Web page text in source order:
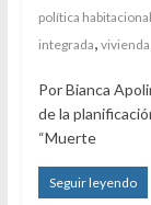
política habitacional
integrada,
Por Bianca
de la
“Muerte
Seguir leyendo